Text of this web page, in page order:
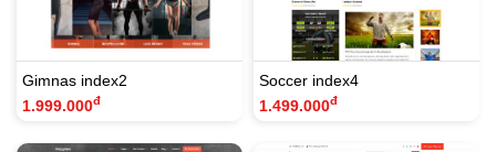
Gimnas index2
1.999.000đ
Soccer index4
1.499.000đ